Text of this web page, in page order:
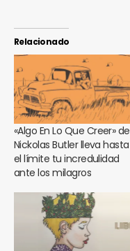
Relacionado
«Algo En Lo Que Creer» de
Nickolas Butler lleva hasta
el límite tu incredulidad
ante los milagros